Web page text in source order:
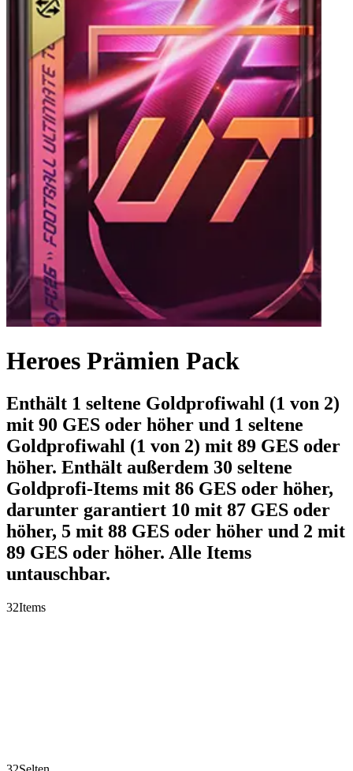
Heroes Prämien Pack
Enthält 1 seltene Goldprofiwahl (1 von 2)
mit 90 GES oder höher und 1 seltene
Goldprofiwahl (1 von 2) mit 89 GES oder
höher. Enthält außerdem 30 seltene
Goldprofi-Items mit 86 GES oder höher,
darunter garantiert 10 mit 87 GES oder
höher, 5 mit 88 GES oder höher und 2 mit
89 GES oder höher. Alle Items
untauschbar.
32Items